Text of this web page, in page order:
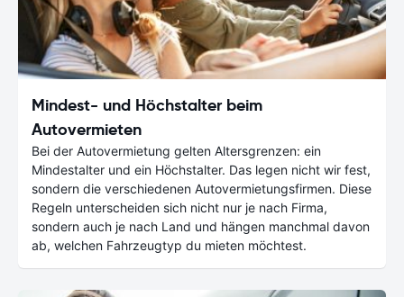
Mindest- und Höchstalter beim
Autovermieten
Bei der Autovermietung gelten Altersgrenzen: ein
Mindestalter und ein Höchstalter. Das legen nicht wir fest,
sondern die verschiedenen Autovermietungsfirmen. Diese
Regeln unterscheiden sich nicht nur je nach Firma,
sondern auch je nach Land und hängen manchmal davon
ab, welchen Fahrzeugtyp du mieten möchtest.